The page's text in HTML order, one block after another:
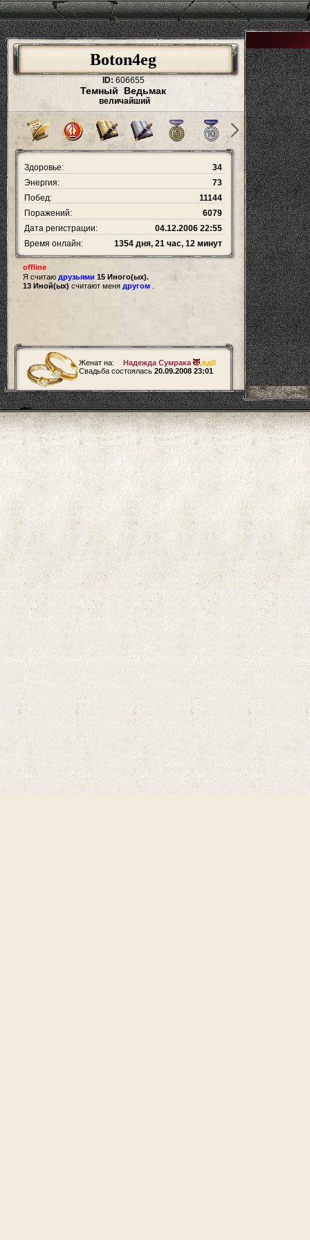
Boton4eg
ID: 606655
Темный Ведьмак
величайший
Здоровье:
34
Энергия:
73
Побед:
11144
Поражений:
6079
Дата регистрации:
04.12.2006 22:55
Время онлайн:
1354 дня, 21 час, 12 минут
offline
Я считаю друзьями 15 Иного(ых).
13 Иной(ых) считают меня другом
Женат на: Надежда Сумрака ,вд0
Свадьба состоялась 20.09.2008 23:01